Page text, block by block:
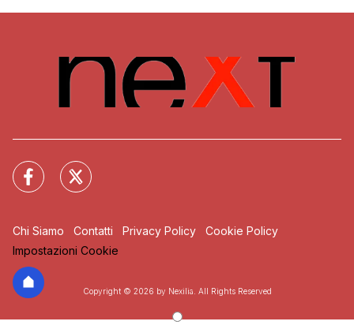
Chi Siamo Contatti Privacy Policy
Cookie Policy
Impostazioni Cookie
Copyright © 2026 by Nexilia. All Rights Reserved